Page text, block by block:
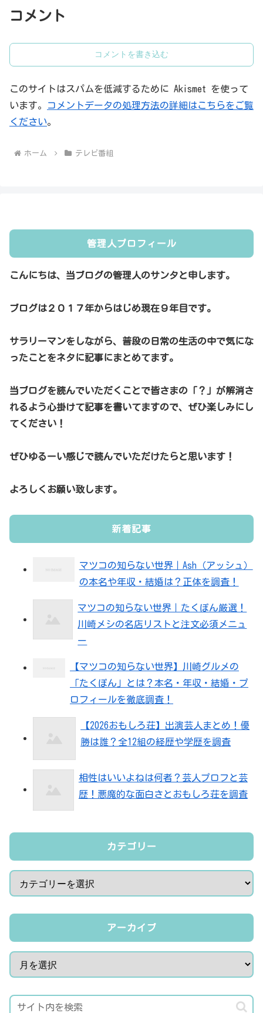
コメント
コメントを書き込む
このサイトはスパムを低減するために Akismet を使って
います。
コメントデータの処理方法の詳細はこちらをご覧
ください。
ホーム テレビ番組
管理人プロフィール
こんにちは、当ブログの管理人のサンタと申します。
ブログは２０１７年からはじめ現在９年目です。
サラリーマンをしながら、普段の日常の生活の中で気にな
ったことをネタに記事にまとめてます。
当ブログを読んでいただくことで皆さまの「？」が解消さ
れるよう心掛けて記事を書いてますので、ぜひ楽しみにし
てください！
ぜひゆるーい感じで読んでいただけたらと思います！
よろしくお願い致します。
新着記事
マツコの知らない世界｜Ash（アッシュ）
の本名や年収・結婚は？正体を調査！
マツコの知らない世界｜たくぽん厳選！
川崎メシの名店リストと注文必須メニュ
ー
【マツコの知らない世界】川崎グルメの
「たくぽん」とは？本名・年収・結婚・プ
ロフィールを徹底調査！
【2026おもしろ荘】出演芸人まとめ！優
勝は誰？全12組の経歴や学歴を調査
相性はいいよねは何者？芸人プロフと芸
歴！悪魔的な面白さとおもしろ荘を調査
カテゴリー
アーカイブ